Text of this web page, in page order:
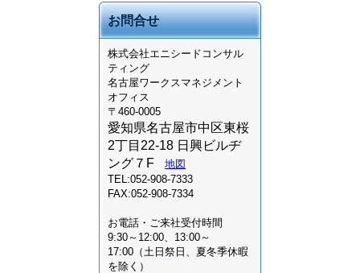
お問合せ
株式会社エニシードコンサル
ティング
名古屋ワークスマネジメント
オフィス
〒460-0005
愛知県名古屋市中区東桜
2丁目22-18 日興ビルヂ
ング７F
地図
TEL:052-908-7333
FAX:052-908-7334
お電話・ご来社受付時間
9:30～12:00、13:00～
17:00（土日祭日、夏冬季休暇
を除く）